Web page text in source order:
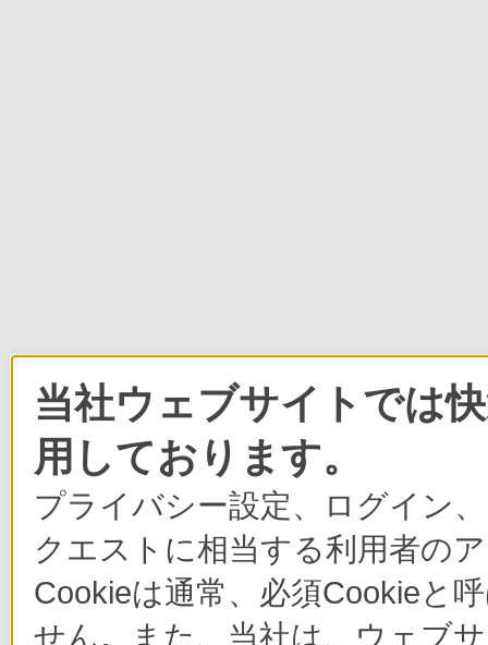
当社ウェブサイトでは
用しております。
プライバシー設定、ログイン
クエストに相当する利用者の
Cookieは通常、必須Cookieと
せん。また、当社は、ウェブ